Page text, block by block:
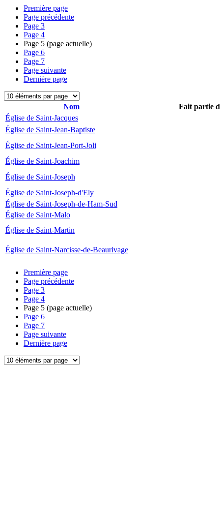
Première page
Page précédente
Page 3
Page 4
Page 5 (page actuelle)
Page 6
Page 7
Page suivante
Dernière page
Nom
Fait partie
Église de Saint-Jacques
Église de Saint-Jean-Baptiste
Église de Saint-Jean-Port-Joli
Église de Saint-Joachim
Église de Saint-Joseph
Église de Saint-Joseph-d'Ely
Église de Saint-Joseph-de-Ham-Sud
Église de Saint-Malo
Église de Saint-Martin
Église de Saint-Narcisse-de-Beaurivage
Première page
Page précédente
Page 3
Page 4
Page 5 (page actuelle)
Page 6
Page 7
Page suivante
Dernière page